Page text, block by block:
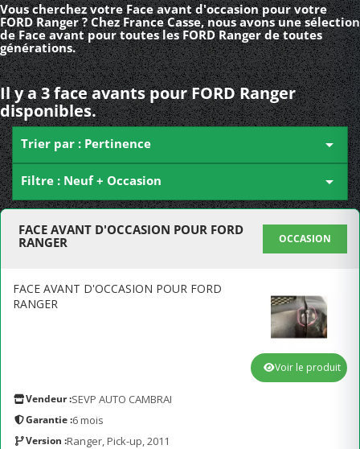
Vous cherchez votre Face avant d'occasion pour votre
FORD Ranger ? Chez France Casse, nous avons une sélection
de Face avant pour toutes les FORD Ranger de toutes
générations.
Il y a 3 face avants pour FORD Ranger
disponibles.
Trier par : Pertinence 
Filtre : Neuf + Occasion 
FACE AVANT D'OCCASION POUR FORD
RANGER
OCCASION
FACE AVANT D'OCCASION POUR FORD
RANGER
Vendeur :SEVP AUTO CAMBRAI
Garantie :6 mois
Version :Ranger, Pick-up, 2011
Voir le produit